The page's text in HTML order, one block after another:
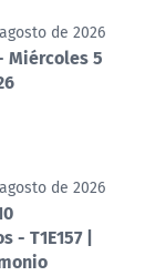
de 2026
Miércoles 5
de 2026
- T1E157 |